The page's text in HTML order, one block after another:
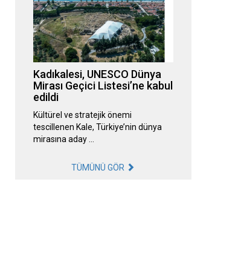
Kadıkalesi, UNESCO Dünya
Mirası Geçici Listesi’ne kabul
edildi
Kültürel ve stratejik önemi
tescillenen Kale, Türkiye’nin dünya
mirasına aday …
TÜMÜNÜ GÖR